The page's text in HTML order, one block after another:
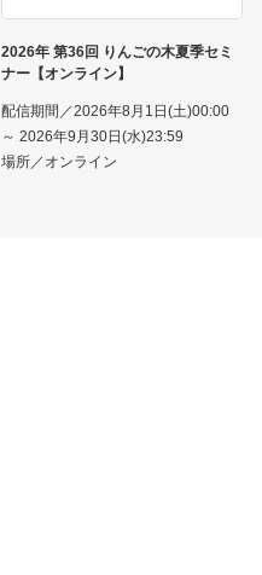
2026年 第36回 りんごの木夏季セミ
ナー【オンライン】
配信期間／2026年8月1日(土)00:00
～ 2026年9月30日(水)23:59
場所／オンライン